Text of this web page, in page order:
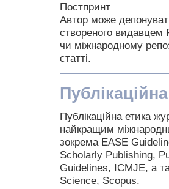
Постпринт
Автор може
створеного
чи міжнародному
статті.
Публікаційна етика
найкращим
зокрема EASE
Scholarly Publishing,
Guidelines, ICMJE, а
Science, Scopus.